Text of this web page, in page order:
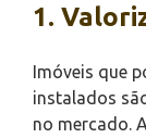
1.
Imóveis que
instalados
no mercado.